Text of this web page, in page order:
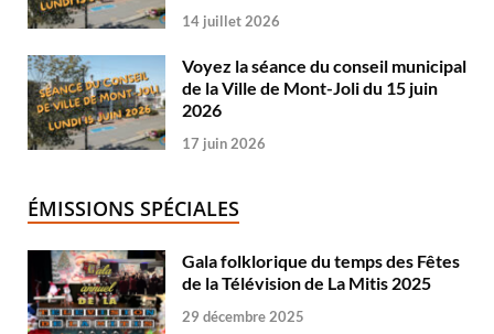
14 juillet 2026
Voyez la séance du conseil municipal
de la Ville de Mont-Joli du 15 juin
2026
17 juin 2026
ÉMISSIONS SPÉCIALES
Gala folklorique du temps des Fêtes
de la Télévision de La Mitis 2025
29 décembre 2025